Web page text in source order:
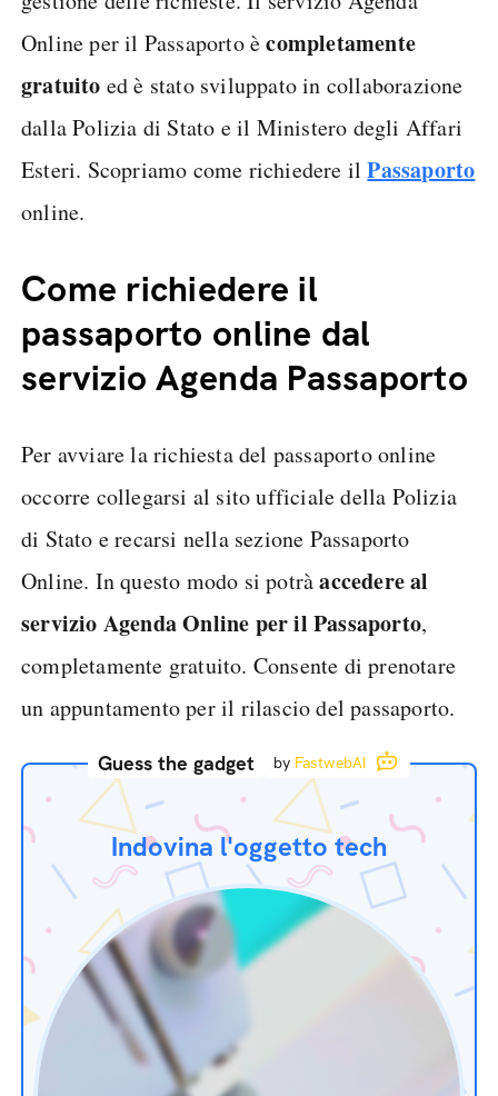
Online per il Passaporto ècompletamente
gratuito ed è stato sviluppato in collaborazione
dalla Polizia di Stato e il Ministero degli Affari
Esteri. Scopriamo come richiedere ilPassaporto
online.
Come richiedere il
passaporto online dal
servizio Agenda Passaporto
Per avviare la richiesta del passaporto online
occorre collegarsi al sito ufficiale della Polizia
di Stato e recarsi nella sezione Passaporto
Online. In questo modo si potràaccedere al
servizio Agenda Online per il Passaporto,
completamente gratuito. Consente di prenotare
un appuntamento per il rilascio del passaporto.
Guess the gadget by FastwebAI
Indovina l'oggetto tech